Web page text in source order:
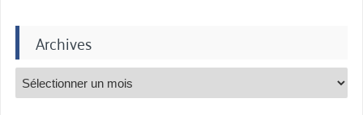
Archives